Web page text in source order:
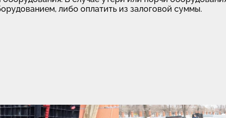
либо оплатить из залоговой суммы.